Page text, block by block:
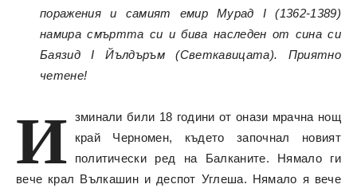
поражения и самият емир Мурад I (1362-1389)
намира смъртта си и бива наследен от сина си
Баязид I Йълдъръм (Светкавицата). Приятно
четене!
И зминали били 18 години от онази мрачна нощ
край Черномен, където започнал новият
политически ред на Балканите. Нямало ги
вече крал Вълкашин и деспот Углеша. Нямало я вече